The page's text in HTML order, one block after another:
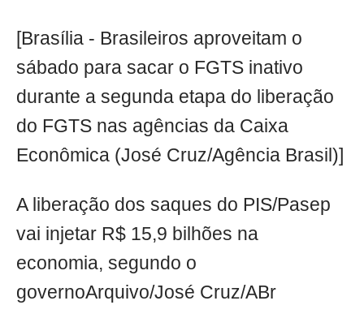
[Brasília - Brasileiros aproveitam o
sábado para sacar o FGTS inativo
durante a segunda etapa do liberação
do FGTS nas agências da Caixa
Econômica (José Cruz/Agência Brasil)]
A liberação dos saques do PIS/Pasep
vai injetar R$ 15,9 bilhões na
economia, segundo o
governoArquivo/José Cruz/ABr